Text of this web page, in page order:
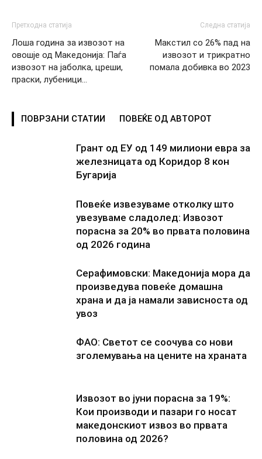
Претходна статија
Лоша година за извозот на
овошје од Македонија: Паѓа
извозот на јаболка, цреши,
праски, лубеници…
Следна статија
Макстил со 26% пад на
извозот и трикратно
помала добивка во 2023
ПОВРЗАНИ СТАТИИ ПОВЕЌЕ ОД АВТОРОТ
Грант од ЕУ од 149 милиони евра за
железницата од Коридор 8 кон
Бугарија
Повеќе извезуваме отколку што
увезуваме сладолед: Извозот
порасна за 20% во првата половина
од 2026 година
Серафимовски: Македонија мора да
произведува повеќе домашна
храна и да ја намали зависноста од
увоз
ФАО: Светот се соочува со нови
зголемувања на цените на храната
Извозот во јуни порасна за 19%:
Кои производи и пазари го носат
македонскиот извоз во првата
половина од 2026?